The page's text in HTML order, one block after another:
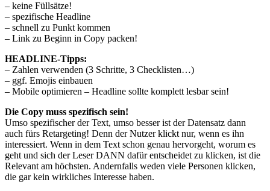
– keine Füllsätze!
– spezifische Headline
– schnell zu Punkt kommen
– Link zu Beginn in Copy packen!
HEADLINE-Tipps:
– Zahlen verwenden (3 Schritte, 3 Checklisten…)
– ggf. Emojis einbauen
– Mobile optimieren – Headline sollte komplett lesbar sein!
Die Copy muss spezifisch sein!
Umso spezifischer der Text, umso besser ist der Datensatz dann
auch fürs Retargeting! Denn der Nutzer klickt nur, wenn es ihn
interessiert. Wenn in dem Text schon genau hervorgeht, worum es
geht und sich der Leser DANN dafür entscheidet zu klicken, ist die
Relevant am höchsten. Andernfalls weden viele Personen klicken,
die gar kein wirkliches Interesse haben.